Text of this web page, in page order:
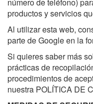
productos y servicios
Al utilizar esta web,
parte de Google en la
Si quieres saber más
prácticas de
procedimientos de
nuestra POLÍTICA DE